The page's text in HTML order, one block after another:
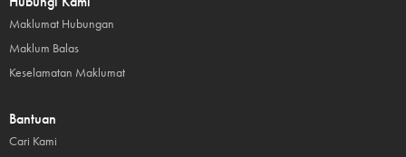
Maklumat Hubungan
Maklum Balas
Keselamatan Maklumat
Bantuan
Cari Kami